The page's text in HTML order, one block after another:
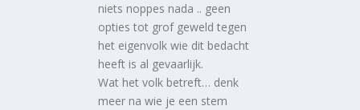
niets noppes nada .. geen
opties tot grof geweld tegen
het eigenvolk wie dit bedacht
heeft is al gevaarlijk.
Wat het volk betreft… denk
meer na wie je een stem